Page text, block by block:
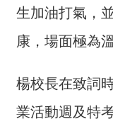
民
信
雙
語
生加油打氣，
康，場面極為
楊校長在致詞
業活動週及特